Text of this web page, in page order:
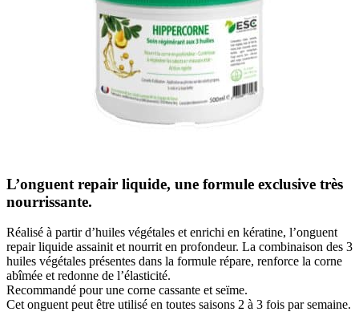
L’onguent repair liquide, une formule exclusive très
nourrissante.
Réalisé à partir d’huiles végétales et enrichi en kératine, l’onguent
repair liquide assainit et nourrit en profondeur. La combinaison des 3
huiles végétales présentes dans la formule répare, renforce la corne
abîmée et redonne de l’élasticité.
Recommandé pour une corne cassante et seïme.
Cet onguent peut être utilisé en toutes saisons 2 à 3 fois par semaine.